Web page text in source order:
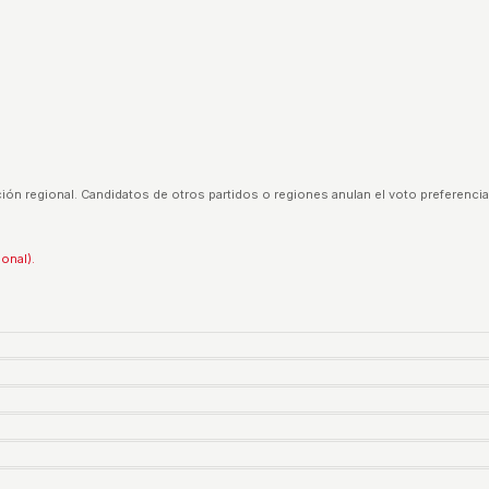
regional. Candidatos de otros partidos o regiones anulan el voto